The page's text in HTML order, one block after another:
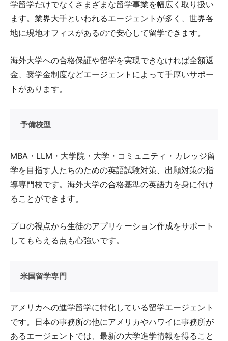
学留学だけでなくさまざまな留学事業を幅広く取り扱い
ます。業界大手といわれるエージェントが多く、世界各
地に現地オフィスがあるので安心して留学できます。
海外大学への合格保証や留学を実現できなければ全額返
金、奨学金制度などエージェントによって手厚いサポー
トがあります。
予備校型
MBA・LLM・大学院・大学・コミュニティ・カレッジ留
学を目指す人たちのための英語試験対策、出願対策の指
導専門校です。海外大学の合格基準の英語力を身に付け
ることができます。
プロの視点から生徒のアプリケーション作成をサポート
してもらえる点も心強いです。
米国留学専門
アメリカへの進学留学に特化している留学エージェント
です。日本の事務所の他にアメリカやハワイに事務所が
あるエージェントでは、最新の大学進学情報を得ること